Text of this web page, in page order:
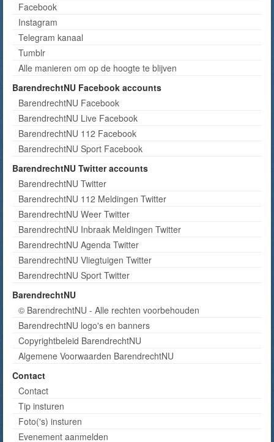
Facebook
Instagram
Telegram kanaal
Tumblr
Alle manieren om op de hoogte te blijven
BarendrechtNU Facebook accounts
BarendrechtNU Facebook
BarendrechtNU Live Facebook
BarendrechtNU 112 Facebook
BarendrechtNU Sport Facebook
BarendrechtNU Twitter accounts
BarendrechtNU Twitter
BarendrechtNU 112 Meldingen Twitter
BarendrechtNU Weer Twitter
BarendrechtNU Inbraak Meldingen Twitter
BarendrechtNU Agenda Twitter
BarendrechtNU Vliegtuigen Twitter
BarendrechtNU Sport Twitter
BarendrechtNU
© BarendrechtNU - Alle rechten voorbehouden
BarendrechtNU logo's en banners
Copyrightbeleid BarendrechtNU
Algemene Voorwaarden BarendrechtNU
Contact
Contact
Tip insturen
Foto('s) insturen
Evenement aanmelden